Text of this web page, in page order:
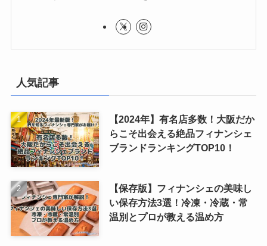
人気記事
【2024年】有名店多数！大阪だか
らこそ出会える絶品フィナンシェ
ブランドランキングTOP10！
【保存版】フィナンシェの美味し
い保存方法3選！冷凍・冷蔵・常
温別とプロが教える温め方